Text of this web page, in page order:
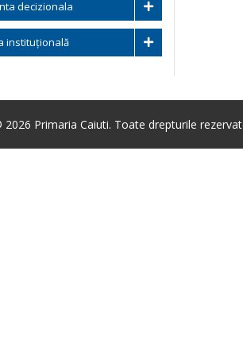
decizionala
instituțională
Primaria Caiuti. Toate drepturile